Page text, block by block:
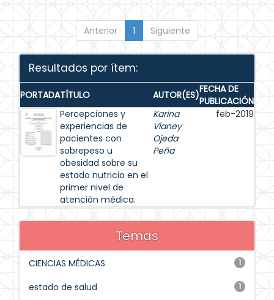
Anterior 1 Siguiente
Resultados por ítem:
PORTADATÍTULO AUTOR(ES)FECHA DE
PUBLICACIÓN
Percepciones y
experiencias de
pacientes con
sobrepeso u
obesidad sobre su
estado nutricio en el
primer nivel de
atención médica.
Karina
Vianey
Ojeda
Peña
feb-2019
Temas
1
CIENCIAS MÉDICAS
1
estado de salud